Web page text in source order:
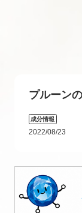
プルーン
成分情報
2022/08/23